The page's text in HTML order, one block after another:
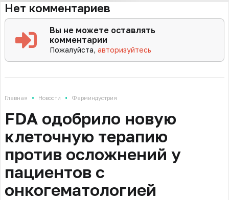
Нет комментариев
Вы не можете оставлять
комментарии
Пожалуйста,авторизуйтесь
Главная • Новости • Фарминдустрия
FDA одобрило новую
клеточную терапию
против осложнений у
пациентов с
онкогематологией